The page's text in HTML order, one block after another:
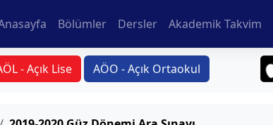
Bölümler Dersler Akademik Takvim
- Açık Lise AÖO - Açık Ortaokul